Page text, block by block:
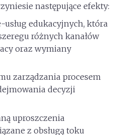
następujące efekty:
edukacyjnych, która
różnych kanałów
oraz wymiany
zarządzania procesem
decyzji
uproszczenia
z obsługą toku